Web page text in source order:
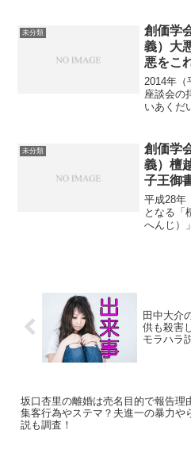
た。我が
定の座談
未分類
創価学
義）大
悪をこ
2014年（
座談会の
いあくだ
言どうり
社会が騒
未分類
創価学
義）檀
子王御
平成28年
となる「
へんじ）
田中大介
供も殺害
モラハラ
坂口杏里の離婚は売名目的で報告理
集客行為やステマ？夫進一の暴力や
説も調査！